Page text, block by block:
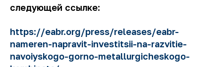
следующей ссылке:
https://eabr.org/press/releases/eabr-
nameren-napravit-investitsii-na-razvitie-
navoiyskogo-gorno-metallurgicheskogo-